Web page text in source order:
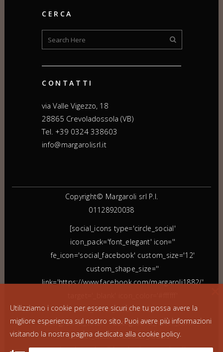
CERCA
CONTATTI
via Valle Vigezzo, 18
28865 Crevoladossola (VB)
Tel. +39 0324 338603
info@margarolisrl.it
Copyright© Margaroli srl P.I.
01128920038
[social_icons type='circle_social'
icon_pack='font_elegant' icon=''
fe_icon='social_facebook' custom_size='12'
custom_shape_size=''
link='https://www.facebook.com/margaroli1882/'
icon_hover_color='#9B3820'
background_color='' background_hover_color=''
border_width='' border_radius=''
border_color='' border_hover_color=''
Utilizziamo i cookie per essere sicuri che tu possa avere la
migliore esperienza sul nostro sito. Puoi avere più informazioni
visitando la nostra pagina dedicata alla cookie policy.